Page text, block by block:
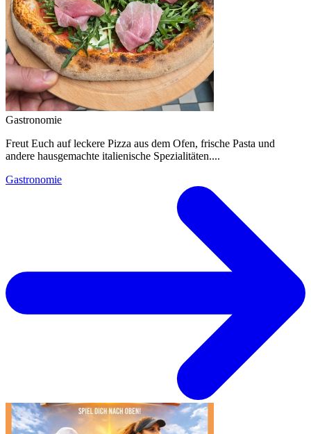
Gastronomie
Freut Euch auf leckere Pizza aus dem Ofen, frische Pasta und
andere hausgemachte italienische Spezialitäten....
Gastronomie